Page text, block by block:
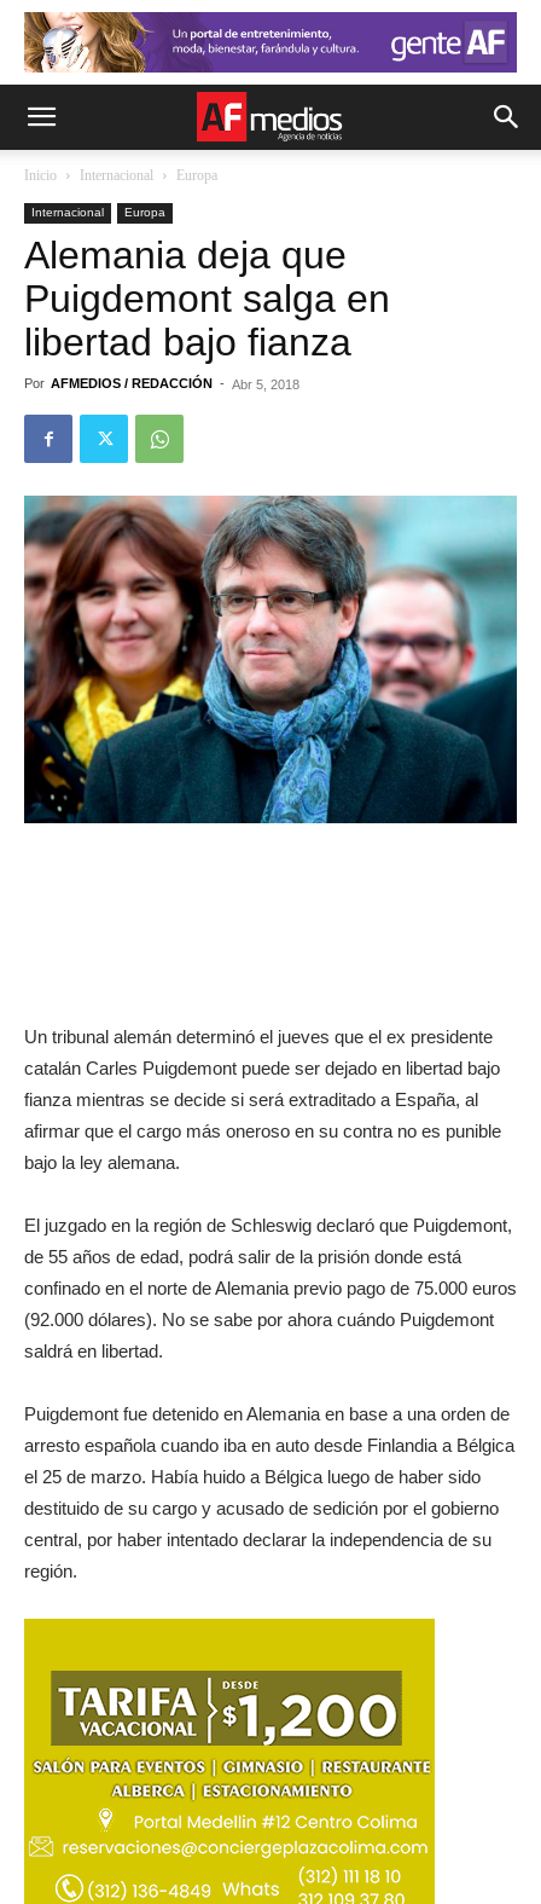
Inicio Internacional Europa
Internacional Europa
Alemania deja que
Puigdemont salga en
libertad bajo fianza
Por AFMEDIOS / REDACCIÓN - Abr 5, 2018
Un tribunal alemán determinó el jueves que el ex presidente
catalán Carles Puigdemont puede ser dejado en libertad bajo
fianza mientras se decide si será extraditado a España, al
afirmar que el cargo más oneroso en su contra no es punible
bajo la ley alemana.
El juzgado en la región de Schleswig declaró que Puigdemont,
de 55 años de edad, podrá salir de la prisión donde está
confinado en el norte de Alemania previo pago de 75.000 euros
(92.000 dólares). No se sabe por ahora cuándo Puigdemont
saldrá en libertad.
Puigdemont fue detenido en Alemania en base a una orden de
arresto española cuando iba en auto desde Finlandia a Bélgica
el 25 de marzo. Había huido a Bélgica luego de haber sido
destituido de su cargo y acusado de sedición por el gobierno
central, por haber intentado declarar la independencia de su
región.